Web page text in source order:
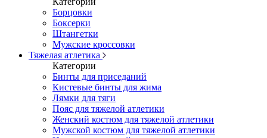
Борцовки
Боксерки
Штангетки
Мужские кроссовки
Тяжелая атлетика
Категории
Бинты для приседаний
Кистевые бинты для жима
Лямки для тяги
Пояс для тяжелой атлетики
Женский костюм для тяжелой атлетики
Мужской костюм для тяжелой атлетики